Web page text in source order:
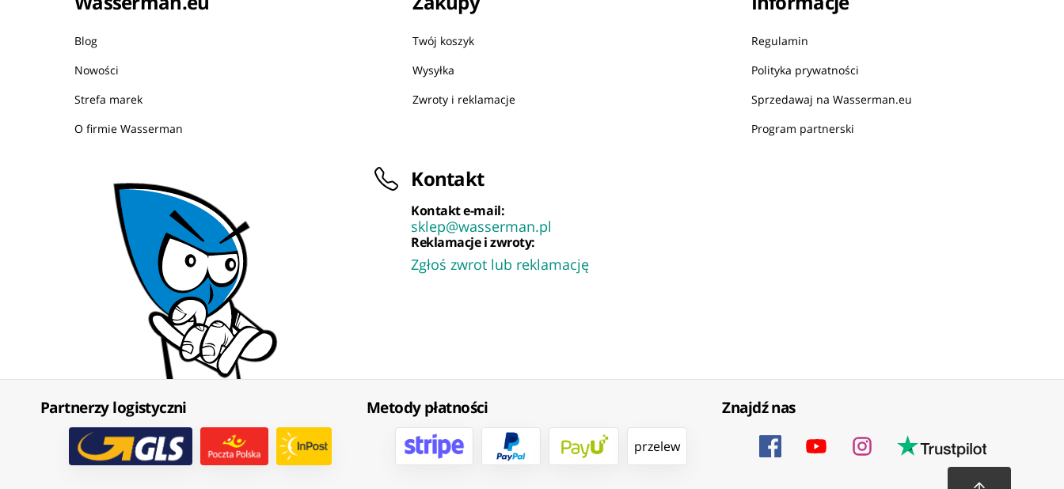
Blog
Nowości
Strefa marek
O firmie Wasserman
Twój koszyk
Wysyłka
Zwroty i reklamacje
Regulamin
Polityka prywatności
Sprzedawaj na Wasserman.eu
Program partnerski
Kontakt
Kontakt e-mail:
sklep@wasserman.pl
Reklamacje i zwroty:
Zgłoś zwrot lub reklamację
Partnerzy logistyczni Metody płatności
przelew
Znajdź nas